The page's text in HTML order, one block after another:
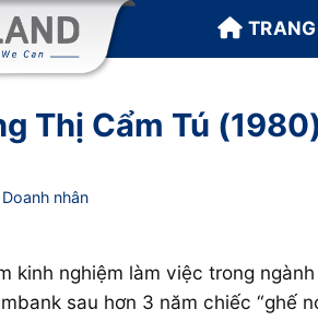
Thị Cẩm Tú
Doanh nhân
kinh nghiệm làm việc trong
sau hơn 3 năm chiếc “ghế